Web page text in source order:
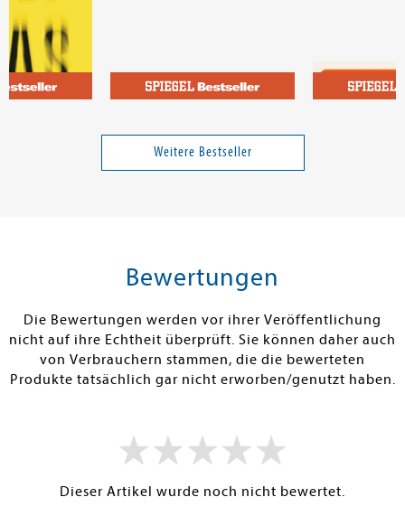
The Faraway Inn
Vorbestellen
Weitere Bestseller
Bewertungen
Die Bewertungen werden vor ihrer Veröffentlichung
nicht auf ihre Echtheit überprüft. Sie können daher auch
von Verbrauchern stammen, die die bewerteten
Produkte tatsächlich gar nicht erworben/genutzt haben.
Dieser Artikel wurde noch nicht bewertet.